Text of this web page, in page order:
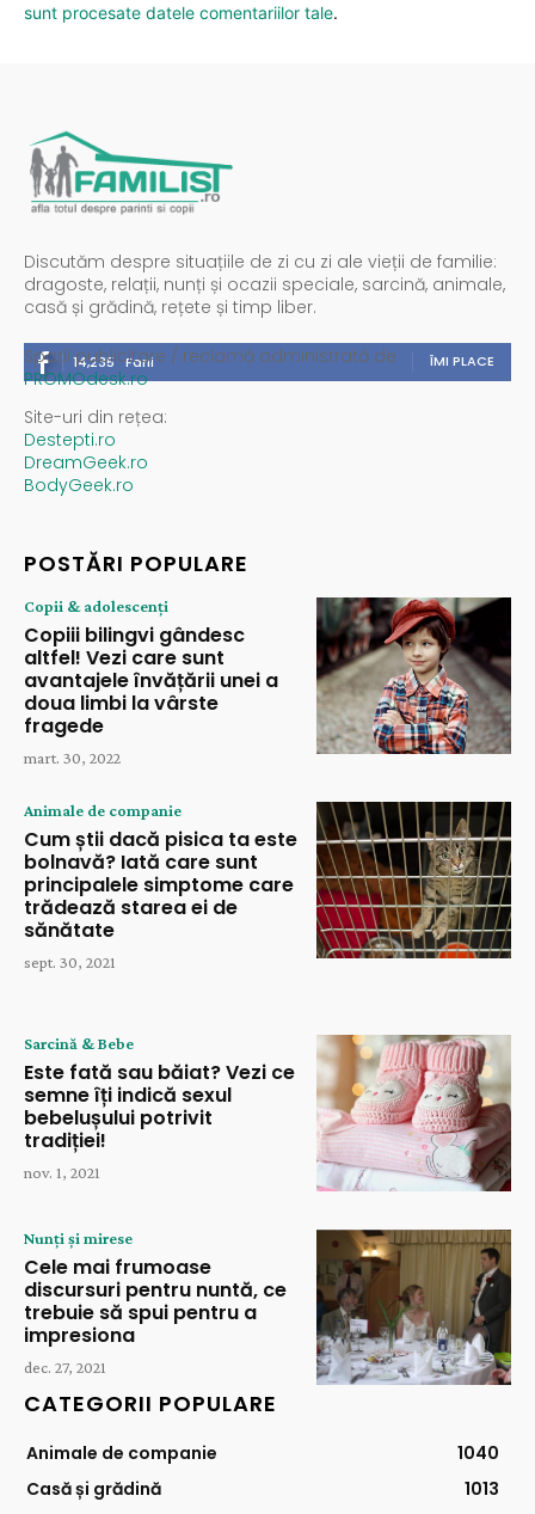
sunt procesate datele comentariilor tale.
Discutăm despre situațiile de zi cu zi ale vieții de familie:
dragoste, relații, nunți și ocazii speciale, sarcină, animale,
casă și grădină, rețete și timp liber.
14,235 Fani ÎMI PLACE
Spații publicitare / reclamă administrată de
PROMOdesk.ro
Site-uri din rețea:
Destepti.ro
DreamGeek.ro
BodyGeek.ro
POSTĂRI POPULARE
Copii & adolescenți
Copiii bilingvi gândesc
altfel! Vezi care sunt
avantajele învățării unei a
doua limbi la vârste
fragede
mart. 30, 2022
Animale de companie
Cum știi dacă pisica ta este
bolnavă? Iată care sunt
principalele simptome care
trădează starea ei de
sănătate
sept. 30, 2021
Sarcină & Bebe
Este fată sau băiat? Vezi ce
semne îți indică sexul
bebelușului potrivit
tradiției!
nov. 1, 2021
Nunți și mirese
Cele mai frumoase
discursuri pentru nuntă, ce
trebuie să spui pentru a
impresiona
dec. 27, 2021
CATEGORII POPULARE
Animale de companie
1040
Casă și grădină
1013